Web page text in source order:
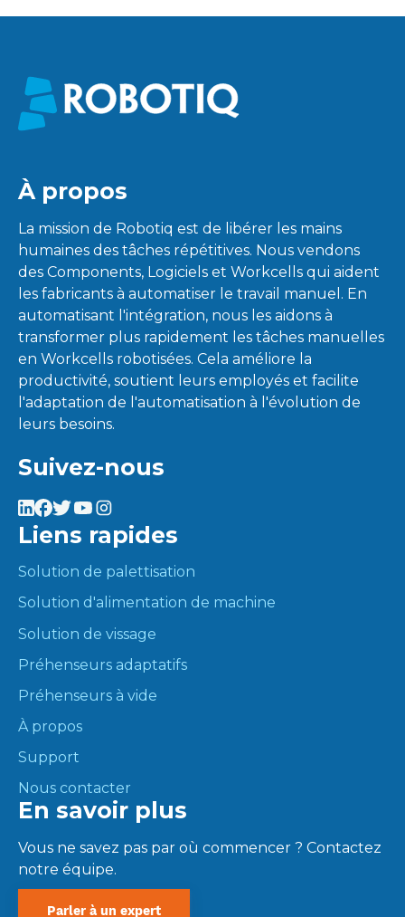
À propos
La mission de Robotiq est de libérer les mains
humaines des tâches répétitives. Nous vendons
des Components, Logiciels et Workcells qui aident
les fabricants à automatiser le travail manuel. En
automatisant l'intégration, nous les aidons à
transformer plus rapidement les tâches manuelles
en Workcells robotisées. Cela améliore la
productivité, soutient leurs employés et facilite
l'adaptation de l'automatisation à l'évolution de
leurs besoins.
Suivez-nous
Liens rapides
Solution de palettisation
Solution d'alimentation de machine
Solution de vissage
Préhenseurs adaptatifs
Préhenseurs à vide
À propos
Support
Nous contacter
En savoir plus
Vous ne savez pas par où commencer ? Contactez
notre équipe.
Parler à un expert